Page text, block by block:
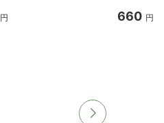
円 660 円